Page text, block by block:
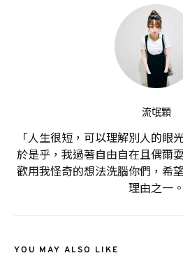
流氓顆
「人生很短，可以理解別人的眼
於是乎，我過著自由自在且偶爾
歡用我怪奇的想法洗腦你們，希
理由之一。
YOU MAY ALSO LIKE